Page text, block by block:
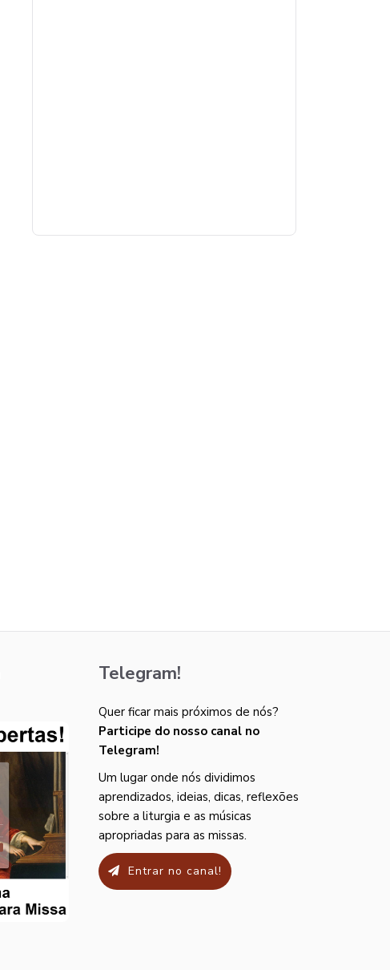
Telegram!
Quer ficar mais próximos de nós?
Participe do nosso canal no
Telegram!
Um lugar onde nós dividimos
aprendizados, ideias, dicas, reflexões
sobre a liturgia e as músicas
apropriadas para as missas.
Entrar no canal!